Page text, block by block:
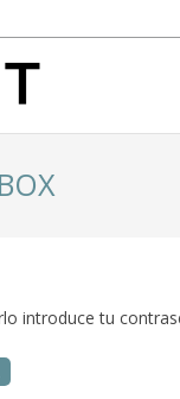
introduce tu